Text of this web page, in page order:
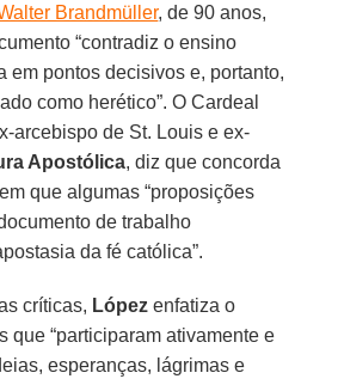
Brandmüller, de 90 anos,
“contradiz o ensino
em pontos decisivos e, portanto,
como herético”. O Cardeal
arcebispo de St. Louis e ex-
Apostólica, diz que concorda
em que algumas “proposições
de trabalho
da fé católica”.
críticas, López enfatiza o
que “participaram ativamente e
esperanças, lágrimas e